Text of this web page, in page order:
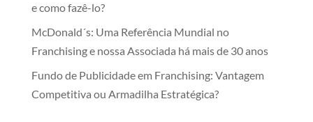
e como fazê-lo?
McDonald´s: Uma Referência Mundial no
Franchising e nossa Associada há mais de 30 anos
Fundo de Publicidade em Franchising: Vantagem
Competitiva ou Armadilha Estratégica?